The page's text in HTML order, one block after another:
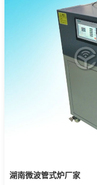
湖南微波管式炉厂家